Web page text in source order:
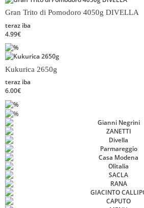
Gran Trito di Pomodoro 4050g DIVELLA
teraz iba
4.99€
Kukurica 2650g
teraz iba
6.00€